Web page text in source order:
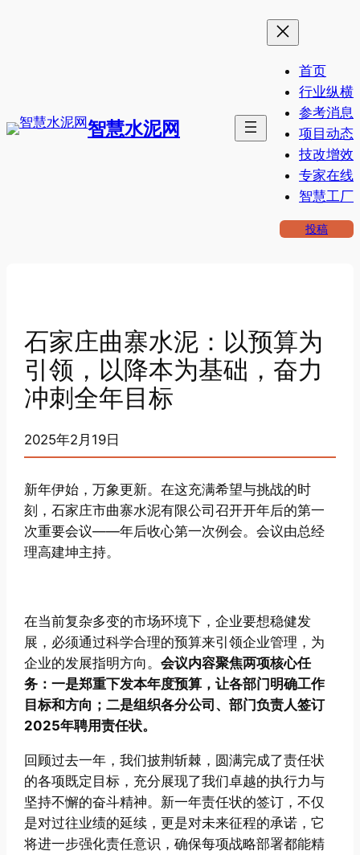
智慧水泥网
首页
行业纵横
参考消息
项目动态
技改增效
专家在线
智慧工厂
投稿
石家庄曲寨水泥：以预算为
引领，以降本为基础，奋力
冲刺全年目标
2025年2月19日
新年伊始，万象更新。在这充满希望与挑战的时
刻，石家庄市曲寨水泥有限公司召开开年后的第一
次重要会议——年后收心第一次例会。会议由总经
理高建坤主持。
在当前复杂多变的市场环境下，企业要想稳健发
展，必须通过科学合理的预算来引领企业管理，为
企业的发展指明方向。会议内容聚焦两项核心任
务：一是郑重下发本年度预算，让各部门明确工作
目标和方向；二是组织各分公司、部门负责人签订
2025年聘用责任状。
回顾过去一年，我们披荆斩棘，圆满完成了责任状
的各项既定目标，充分展现了我们卓越的执行力与
坚持不懈的奋斗精神。新一年责任状的签订，不仅
是对过往业绩的延续，更是对未来征程的承诺，它
将进一步强化责任意识，确保每项战略部署都能精